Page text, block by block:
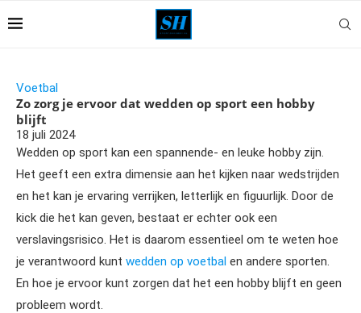
Voetbal
Zo zorg je ervoor dat wedden op sport een hobby
blijft
18 juli 2024
Wedden op sport kan een spannende- en leuke hobby zijn.
Het geeft een extra dimensie aan het kijken naar wedstrijden
en het kan je ervaring verrijken, letterlijk en figuurlijk. Door de
kick die het kan geven, bestaat er echter ook een
verslavingsrisico. Het is daarom essentieel om te weten hoe
je verantwoord kunt wedden op voetbal en andere sporten.
En hoe je ervoor kunt zorgen dat het een hobby blijft en geen
probleem wordt.